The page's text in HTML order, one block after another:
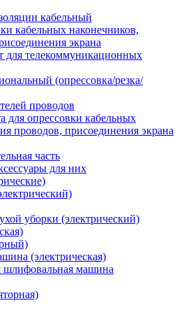
кабельный
кабельных наконечников,
экрана
для телекоммуникационных
(опрессовка/резка/
проводов
для опрессовки кабельных
проводов, присоединения экрана
часть
для них
уборки (электрический)
(электрическая)
шлифовальная машина